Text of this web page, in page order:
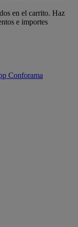
en el carrito. Haz
e importes
Conforama